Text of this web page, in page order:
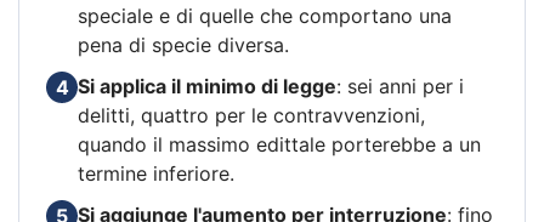
speciale e di quelle che comportano una
pena di specie diversa.
4 Si applica il minimo di legge: sei anni per i
delitti, quattro per le contravvenzioni,
quando il massimo edittale porterebbe a un
termine inferiore.
5 Si aggiunge l'aumento per interruzione: fino